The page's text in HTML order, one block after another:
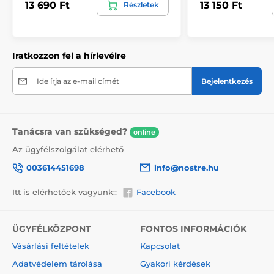
kiválasztásakor megjelenik a pontos előnézet. Minden
tapéta 49 cm széles csíkokból áll.
245x270
(5 csík) , 294x270
Környezetbarát és egészségbarát
A nyomtatási technológia környezetkímélő, ezért
bármely helyiségben – akár gyerekszobában is –
13 690 Ft Részletek 13 150 Ft
Iratkozzon fel a hírlevélre
Ide írja az e-mail címét Bejelentkezés
Tanácsra van szükséged? online
Az ügyfélszolgálat elérhető
003614451698
info@nostre.hu
Itt is elérhetőek vagyunk:: Facebook
ÜGYFÉLKÖZPONT
Vásárlási feltételek
Adatvédelem tárolása
FONTOS INFORMÁCIÓK
Kapcsolat
Gyakori kérdések